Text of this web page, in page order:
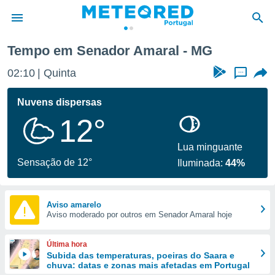
da
foi
fornecidas
a este
das
e
forma
digital
Tempo em Senador Amaral - MG
02:10 Quinta ...
Nuvens dispersas
12°
Sensação de 12°
Lua minguante
Iluminada:44%
Aviso amarelo
Aviso moderado por outros em Senador Amaral hoje
Última hora
Subida das temperaturas, poeiras do Saara e
chuva: datas e zonas mais afetadas em Portugal